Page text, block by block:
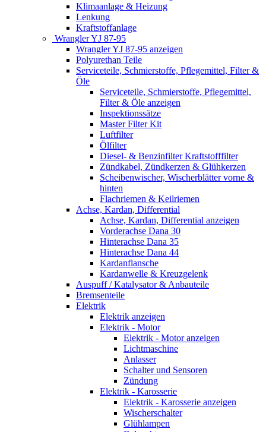
Klimaanlage & Heizung
Lenkung
Kraftstoffanlage
Wrangler YJ 87-95
Wrangler YJ 87-95 anzeigen
Polyurethan Teile
Serviceteile, Schmierstoffe, Pflegemittel, Filter &
Öle
Serviceteile, Schmierstoffe, Pflegemittel,
Filter & Öle anzeigen
Inspektionssätze
Master Filter Kit
Luftfilter
Ölfilter
Diesel- & Benzinfilter Kraftstofffilter
Zündkabel, Zündkerzen & Glühkerzen
Scheibenwischer, Wischerblätter vorne &
hinten
Flachriemen & Keilriemen
Achse, Kardan, Differential
Achse, Kardan, Differential anzeigen
Vorderachse Dana 30
Hinterachse Dana 35
Hinterachse Dana 44
Kardanflansche
Kardanwelle & Kreuzgelenk
Auspuff / Katalysator & Anbauteile
Bremsenteile
Elektrik
Elektrik anzeigen
Elektrik - Motor
Elektrik - Motor anzeigen
Lichtmaschine
Anlasser
Schalter und Sensoren
Zündung
Elektrik - Karosserie
Elektrik - Karosserie anzeigen
Wischerschalter
Glühlampen